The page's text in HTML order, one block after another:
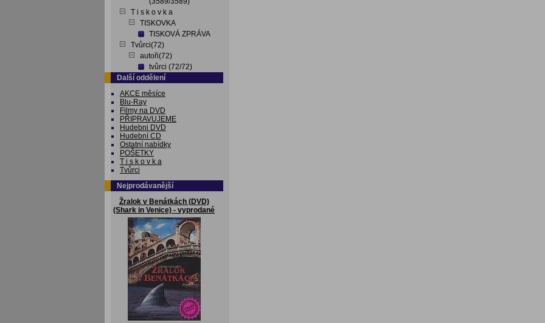
T i s k o v k a
TISKOVKA
TISKOVÁ ZPRÁVA
Tvůrci(72)
autoři(72)
tvůrci (72/72)
Další oddělení
AKCE měsíce
Blu-Ray
Filmy na DVD
PŘIPRAVUJEME
Hudebni DVD
Hudební CD
Ostatní nabídky
POŠETKY
T i s k o v k a
Tvůrci
Nejprodávanější
Žralok v Benátkách (DVD)
(Shark in Venice) - vyprodané